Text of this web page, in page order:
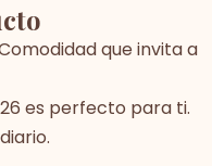
que invita a
es perfecto para ti.